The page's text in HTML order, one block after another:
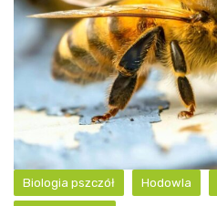
Biologia pszczół Hodowla